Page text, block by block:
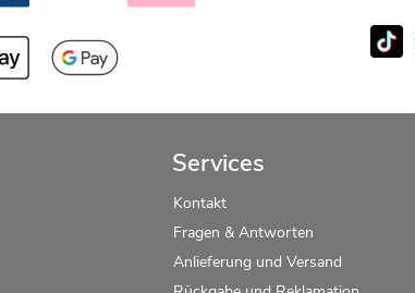
Services
Kontakt
Fragen & Antworten
Anlieferung und Versand